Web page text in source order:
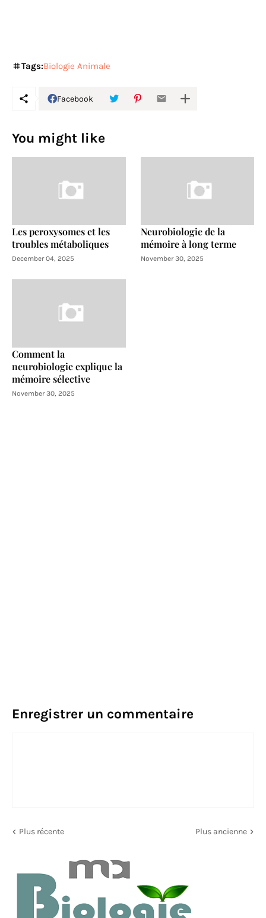
Tags:Biologie Animale
Facebook
You might like
Les peroxysomes et les
troubles métaboliques
December 04, 2025
Neurobiologie de la
mémoire à long terme
November 30, 2025
Comment la
neurobiologie explique la
mémoire sélective
November 30, 2025
Enregistrer un commentaire
Plus récente Plus ancienne